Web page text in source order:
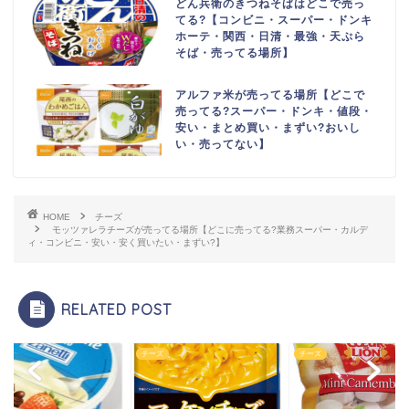
どん兵衛のきつねそばはどこで売っ
てる?【コンビニ・スーパー・ドンキ
ホーテ・関西・日清・最強・天ぷら
そば・売ってる場所】
アルファ米が売ってる場所【どこで
売ってる?スーパー・ドンキ・値段・
安い・まとめ買い・まずい?おいし
い・売ってない】
HOME
チーズ
モッツァレラチーズが売ってる場所【どこに売ってる?業務スーパー・カルデ
ィ・コンビニ・安い・安く買いたい・まずい?】
RELATED POST
チーズ チーズ